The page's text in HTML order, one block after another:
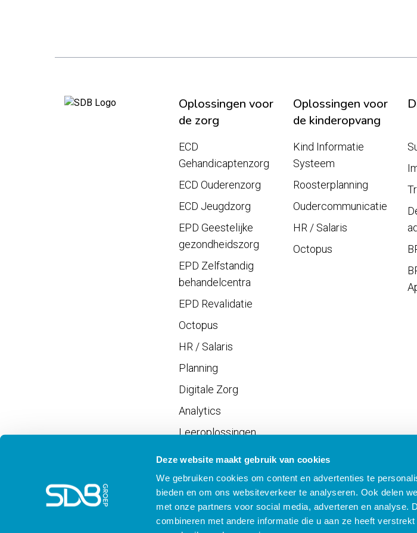
Deze website maakt gebruik van cookies
We gebruiken cookies om content en advertenties te
bieden en om ons websiteverkeer te analyseren. Ook delen
met onze partners voor social media, adverteren en analyse.
combineren met andere informatie die u aan ze heeft
Oplossingen voor
de zorg
Oplossingen voor
de kinderopvang
ECD
Gehandicaptenzorg
ECD Ouderenzorg
ECD Jeugdzorg
EPD Geestelijke
gezondheidszorg
EPD Zelfstandig
behandelcentra
EPD Revalidatie
Octopus
HR / Salaris
Planning
Digitale Zorg
Analytics
Leeroplossingen
Vrijwilligersportaal
Kind Informatie
Systeem
Roosterplanning
Oudercommunicatie
HR / Salaris
Octopus